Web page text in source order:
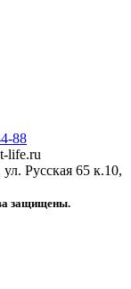
88
life.ru
Русская 65 к.10,
защищены.